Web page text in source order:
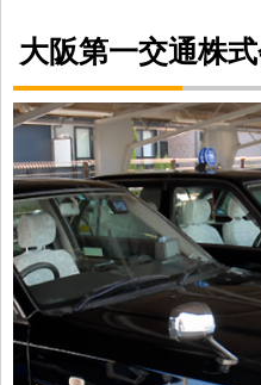
大阪第一交通株